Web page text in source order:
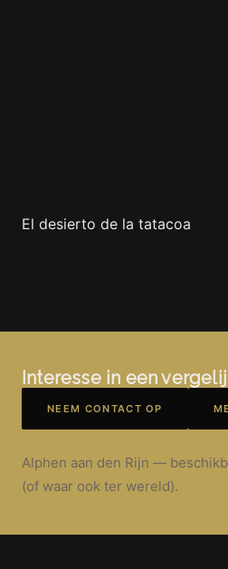
https://youtu.be/gQNZncxHTwI
El desierto de la tatacoa
Interesse in een
NEEM CONTACT OP
Alphen aan den Rijn —
(of waar ook ter wereld).